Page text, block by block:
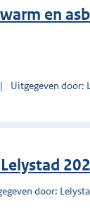
en
Uitgegeven door:
door: